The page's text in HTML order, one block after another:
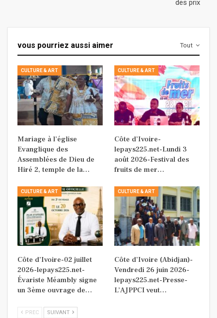
des prix
Tout
vous pourriez aussi aimer
CULTURE & ART
Mariage à l’église
Evanglique des
Assemblées de Dieu de
Hiré 2, temple de la…
CULTURE & ART
Côte d’Ivoire-
lepays225.net-Lundi 3
août 2026-Festival des
fruits de mer…
CULTURE & ART
Côte d’Ivoire-02 juillet
2026-lepays225.net-
Évariste Méambly signe
un 3ème ouvrage de…
CULTURE & ART
Côte d’Ivoire (Abidjan)-
Vendredi 26 juin 2026-
lepays225.net-Presse-
L’AJPPCI veut…
PREC SUIVANT